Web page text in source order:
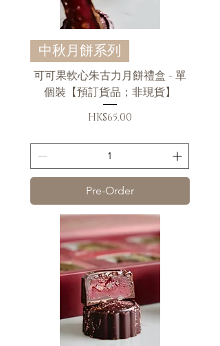
中秋月餅系列
可可果軟心朱古力月餅禮盒 - 單
個裝【預訂貨品；非現貨】
Price
HK$65.00
Pre-Order